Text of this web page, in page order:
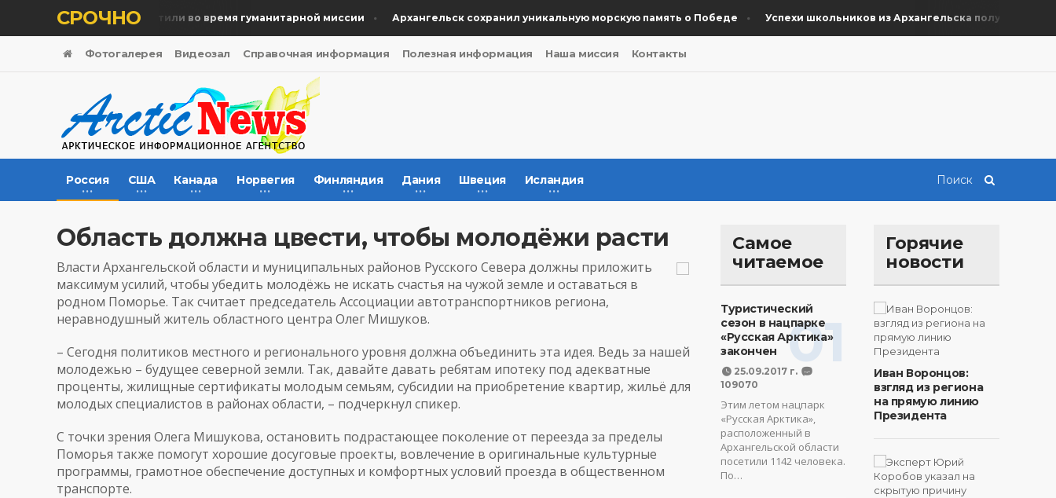
СРОЧНО
Память жертв почтили во время гуманитарной миссии Архангельск сохранил уникальную морскую память о Победе Успехи школьников из Архангельска получили
Фотогалерея Видеозал Справочная информация Полезная информация Наша миссия Контакты
Россия США Канада Норвегия Финляндия Дания Швеция Исландия
Область должна цвести, чтобы молодёжи расти
Власти Архангельской области и муниципальных районов Русского Севера должны приложить
максимум усилий, чтобы убедить молодёжь не искать счастья на чужой земле и оставаться в
родном Поморье. Так считает председатель Ассоциации автотранспортников региона,
неравнодушный житель областного центра Олег Мишуков.
– Сегодня политиков местного и регионального уровня должна объединить эта идея. Ведь за нашей
молодежью – будущее северной земли. Так, давайте давать ребятам ипотеку под адекватные
проценты, жилищные сертификаты молодым семьям, субсидии на приобретение квартир, жильё для
молодых специалистов в районах области, – подчеркнул спикер.
С точки зрения Олега Мишукова, остановить подрастающее поколение от переезда за пределы
Поморья также помогут хорошие досуговые проекты, вовлечение в оригинальные культурные
программы, грамотное обеспечение доступных и комфортных условий проезда в общественном
транспорте.
Самое
читаемое
01
Туристический
сезон в нацпарке
«Русская Арктика»
закончен
25.09.2017 г.
109070
Этим летом нацпарк
«Русская Арктика»,
расположенный в
Архангельской области
посетили 1142 человека.
По…
Горячие
новости
Иван Воронцов:
взгляд из региона
на прямую линию
Президента